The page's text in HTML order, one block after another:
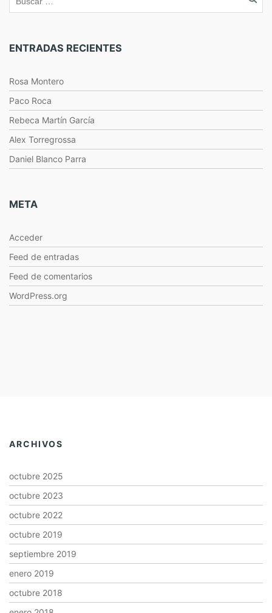
ENTRADAS RECIENTES
Rosa Montero
Paco Roca
Rebeca Martín García
Alex Torregrossa
Daniel Blanco Parra
META
Acceder
Feed de entradas
Feed de comentarios
WordPress.org
ARCHIVOS
octubre 2025
octubre 2023
octubre 2022
octubre 2019
septiembre 2019
enero 2019
octubre 2018